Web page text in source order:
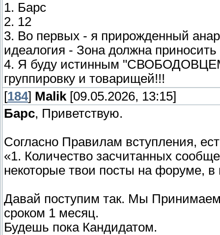
1. Барс
2. 12
3. Во первых - я прирожденный
идеалогия - Зона должна
4. Я буду истинным
группировку и товарищей!!!
[184] Malik [09.05.2026, 13:15]
Барс, Приветствую.
Согласно Правилам вступления,
«1. Количество засчитанных
некоторые твои посты на форуме,
Давай поступим так. Мы
сроком 1 месяц.
Будешь пока Кандидатом.